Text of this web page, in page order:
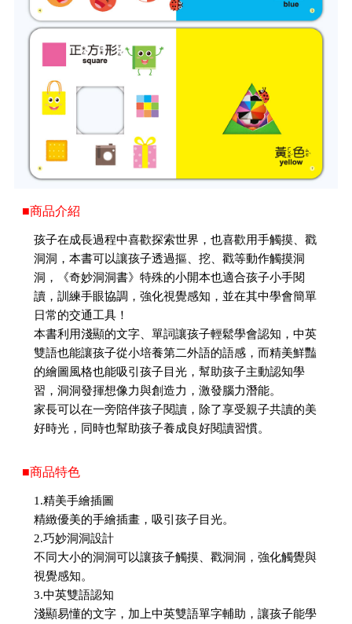
■商品介紹
孩子在成長過程中喜歡探索世界，也喜歡用手觸摸、戳
洞洞，本書可以讓孩子透過摳、挖、戳等動作觸摸洞
洞，《奇妙洞洞書》特殊的小開本也適合孩子小手閱
讀，訓練手眼協調，強化視覺感知，並在其中學會簡單
日常的交通工具！
本書利用淺顯的文字、單詞讓孩子輕鬆學會認知，中英
雙語也能讓孩子從小培養第二外語的語感，而精美鮮豔
的繪圖風格也能吸引孩子目光，幫助孩子主動認知學
習，洞洞發揮想像力與創造力，激發腦力潛能。
家長可以在一旁陪伴孩子閱讀，除了享受親子共讀的美
好時光，同時也幫助孩子養成良好閱讀習慣。
■商品特色
1.精美手繪插圖
精緻優美的手繪插畫，吸引孩子目光。
2.巧妙洞洞設計
不同大小的洞洞可以讓孩子觸摸、戳洞洞，強化觸覺與
視覺感知。
3.中英雙語認知
淺顯易懂的文字，加上中英雙語單字輔助，讓孩子能學